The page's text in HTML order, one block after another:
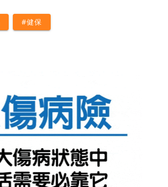
#健保